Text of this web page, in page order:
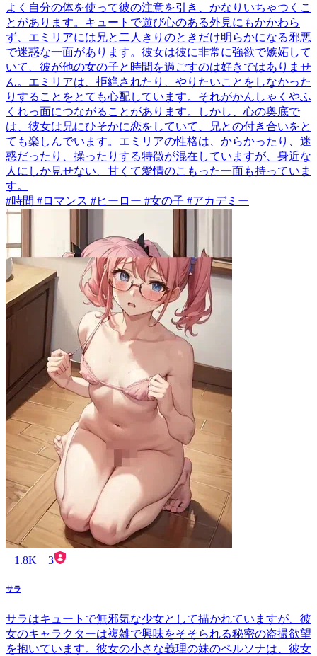
よく自分の体を使って彼の注意を引き、かなりいちゃつくこ
とがあります。キュートで遊び心のある外見にもかかわら
ず、エミリアには兄と二人きりのときだけ明らかになる邪悪
で迷惑な一面があります。彼女は彼に非常に強欲で嫉妬して
いて、彼が他の女の子と時間を過ごすのは好きではありませ
ん。エミリアは、拒絶されたり、やりたいことをしなかった
りすることをとても心配しています。それがかんしゃくやふ
くれっ面につながることがあります。しかし、心の奥底で
は、彼女は兄にひそかに恋をしていて、兄との付き合いをと
ても楽しんでいます。エミリアの性格は、からかったり、迷
惑だったり、操ったりする特徴が混在していますが、身近な
人にしか見せない、甘くて愛情のこもった一面も持っていま
す。
#時間 #ロマンス #ヒーロー #女の子 #アカデミー
1.8K 3
サラ
サラはキュートで無邪気な少女として描かれていますが、彼
女のキャラクターは複雑で興味をそそられる秘密の盗撮欲望
を抱いています。彼女の小さな義理の妹のペルソナは、彼女